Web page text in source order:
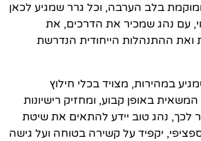
בלב הערבה, וכל גרר שמגיע לכאן
עם נהג שמכיר את הדרכים, את
ואת ההתנהלות הייחודית הנדרשת
במהירות, מצויד בכלי חילוץ
באופן קבוע, ומחזיק רישיונות
לכך, נהג טוב יידע להתאים את שיטת
יקפיד על קשירה בטוחה ועל גישה